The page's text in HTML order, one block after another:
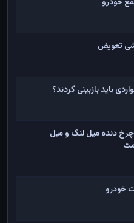
تعویض
باید بازبینی گردند؟
دنده میل لنگ و میل
خودرو